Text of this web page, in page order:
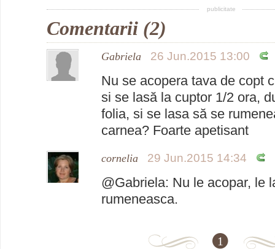
publicitate
Comentarii (2)
Gabriela 26 Jun.2015 13:00
Nu se acopera tava de copt
si se lasă la cuptor 1/2 ora,
folia, si se lasa să se
carnea? Foarte apetisant
cornelia 29 Jun.2015 14:34
@Gabriela: Nu le acopar, le
rumeneasca.
1